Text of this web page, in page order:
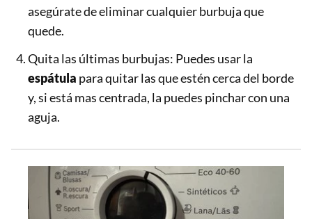
asegúrate de eliminar cualquier burbuja que
quede.
Quita las últimas burbujas: Puedes usar la
espátula para quitar las que estén cerca del borde
y, si está mas centrada, la puedes pinchar con una
aguja.